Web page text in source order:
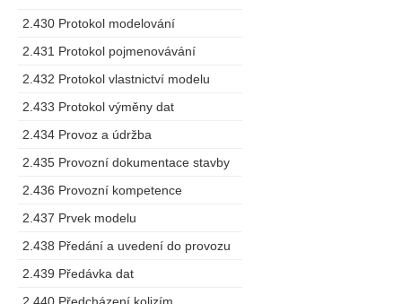
2.430 Protokol modelování
2.431 Protokol pojmenovávání
2.432 Protokol vlastnictví modelu
2.433 Protokol výměny dat
2.434 Provoz a údržba
2.435 Provozní dokumentace stavby
2.436 Provozní kompetence
2.437 Prvek modelu
2.438 Předání a uvedení do provozu
2.439 Předávka dat